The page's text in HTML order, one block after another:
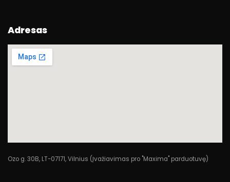
Adresas
Ozo g. 30B, LT-07171, Vilnius (Įvažiavimas pro "Maxima" parduotuvę)